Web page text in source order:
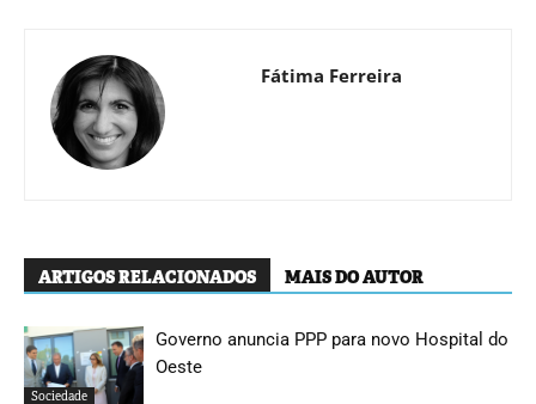
Fátima Ferreira
ARTIGOS RELACIONADOS MAIS DO AUTOR
Sociedade
Governo anuncia PPP para novo Hospital do
Oeste